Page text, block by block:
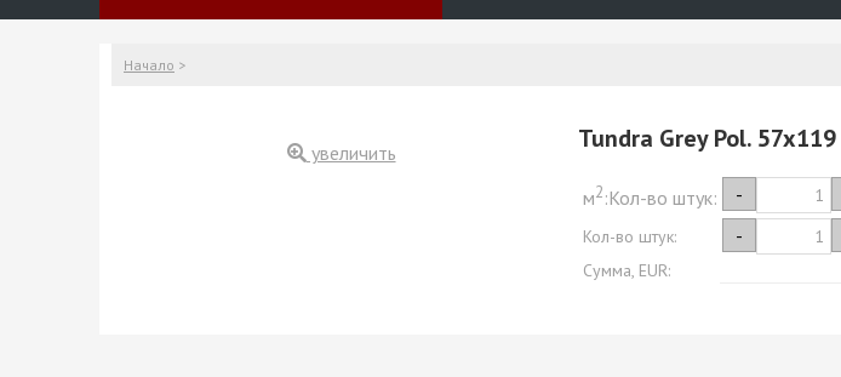
Начало >
увеличить Tundra Grey Pol. 57x119
м2:Кол-во штук: -
Кол-во штук: -
Сумма, EUR: